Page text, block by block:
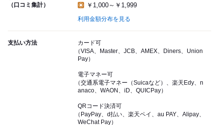
（口コミ集計）
￥1,000～￥1,999
利用金額分布を見る
支払い方法
カード可
（VISA、Master、JCB、AMEX、Diners、Union
Pay）
電子マネー可
（交通系電子マネー（Suicaなど）、楽天Edy、n
anaco、WAON、iD、QUICPay）
QRコード決済可
（PayPay、d払い、楽天ペイ、au PAY、Alipay、
WeChat Pay）